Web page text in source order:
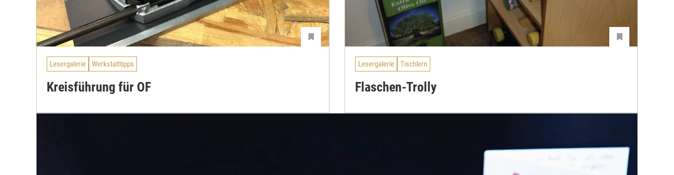
Lesergalerie Werkstatttipps
Kreisführung für OF
Lesergalerie Tischlern
Flaschen-Trolly